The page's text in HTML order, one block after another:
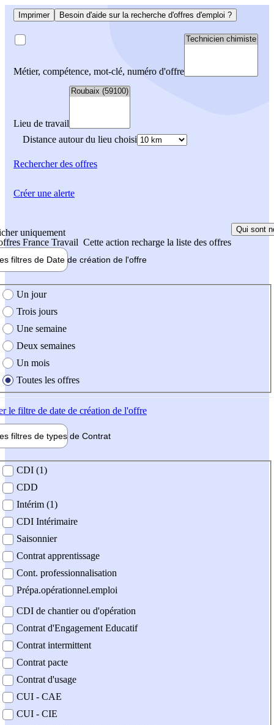
Imprimer Besoin d'aide sur la recherche d'offres d'emploi ?
Métier, compétence, mot-clé, numéro d'offre
Lieu de travail
Distance autour du lieu choisi
Rechercherdes offres
uniquement
France Travail Cette action recharge la liste des offres
Qui sont
filtres de Date de création de l'offre
création de l'offre
Un jour
Trois jours
Une semaine
Deux semaines
Un mois
Toutes les offres
le filtre de date de création de l'offre
filtres de types de Contrat
contrat
CDI (1)
CDD
Intérim (1)
CDI Intérimaire
Saisonnier
Contrat apprentissage
Cont. professionnalisation
Prépa.opérationnel.emploi
CDI de chantier ou d'opération
Contrat d'Engagement Educatif
Contrat intermittent
Contrat pacte
Contrat d'usage
CUI - CAE
CUI - CIE
Créer une alerte